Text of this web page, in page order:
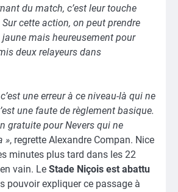
du match, c’est leur touche
cette action, on peut prendre
mais heureusement pour
deux relayeurs dans
une erreur à ce niveau-là qui ne
une faute de règlement basique.
gratuite pour Nevers qui ne
», regrette Alexandre Compan. Nice
minutes plus tard dans les 22
vain. Le Stade Niçois est abattu
pouvoir expliquer ce passage à